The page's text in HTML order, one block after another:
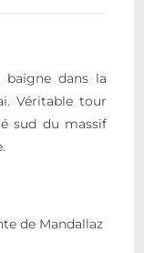
baigne dans la
Véritable tour
sud du massif
de Mandallaz